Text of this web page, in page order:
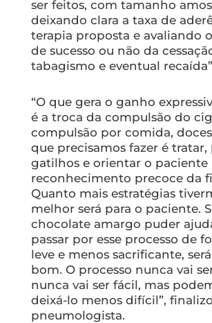
ser feitos, com tamanho
deixando clara a taxa de
terapia proposta e avaliando
de sucesso ou não da
tabagismo e eventual
“O que gera o ganho
é a troca da compulsão do
compulsão por comida,
que precisamos fazer é tratar,
gatilhos e orientar o paciente
reconhecimento precoce da
Quanto mais estratégias
melhor será para o paciente.
chocolate amargo puder
passar por esse processo de
leve e menos sacrificante,
bom. O processo nunca vai
nunca vai ser fácil, mas
deixá-lo menos difícil”,
pneumologista.